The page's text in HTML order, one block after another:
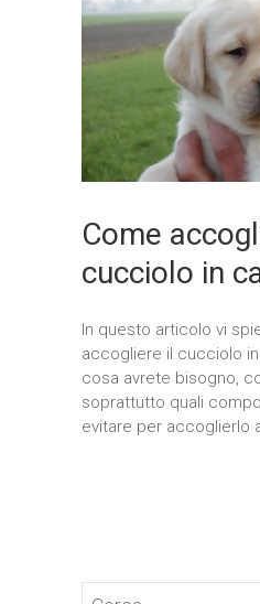
Come
cucciolo in
In questo articolo vi
accogliere il cucciolo
cosa avrete bisogno,
soprattutto quali
evitare per accoglierlo